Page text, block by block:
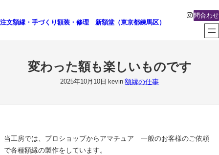
容
注文額縁・手づくり額装・修理 新額堂（東京都練馬区）
Instagram
問合わせ
変わった額も楽しいものです
2025年10月10日 kevin 額縁の仕事
当工房では、プロショップからアマチュア 一般のお客様のご依頼
で各種額縁の製作をしています。